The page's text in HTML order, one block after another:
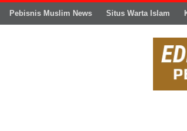
Pebisnis Muslim News Situs Warta Islam